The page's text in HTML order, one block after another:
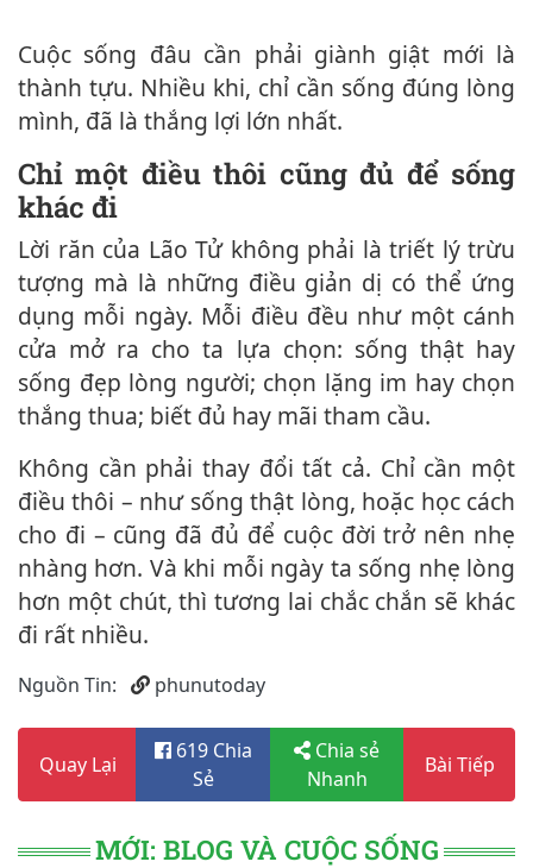
Cuộc sống đâu cần phải giành giật mới là
thành tựu. Nhiều khi, chỉ cần sống đúng lòng
mình, đã là thắng lợi lớn nhất.
Chỉ một điều thôi cũng đủ để sống
khác đi
Lời răn của Lão Tử không phải là triết lý trừu
tượng mà là những điều giản dị có thể ứng
dụng mỗi ngày. Mỗi điều đều như một cánh
cửa mở ra cho ta lựa chọn: sống thật hay
sống đẹp lòng người; chọn lặng im hay chọn
thắng thua; biết đủ hay mãi tham cầu.
Không cần phải thay đổi tất cả. Chỉ cần một
điều thôi – như sống thật lòng, hoặc học cách
cho đi – cũng đã đủ để cuộc đời trở nên nhẹ
nhàng hơn. Và khi mỗi ngày ta sống nhẹ lòng
hơn một chút, thì tương lai chắc chắn sẽ khác
đi rất nhiều.
Nguồn Tin: phunutoday
Quay Lại
619 Chia
Sẻ
Chia sẻ
Nhanh
Bài Tiếp
MỚI: BLOG VÀ CUỘC SỐNG